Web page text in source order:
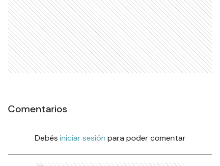
Comentarios
Debés iniciar sesión para poder comentar